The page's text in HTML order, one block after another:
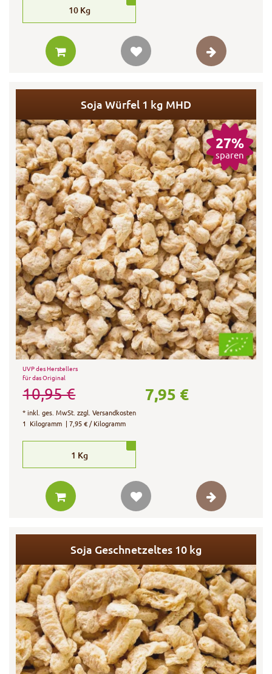
10 Kg
Soja Würfel 1 kg MHD
27%
sparen
UVP des Herstellers
für das Original
10,95 € 7,95 €
*inkl. ges. MwSt. zzgl.Versandkosten
1 Kilogramm | 7,95 € / Kilogramm
1 Kg
Soja Geschnetzeltes 10 kg